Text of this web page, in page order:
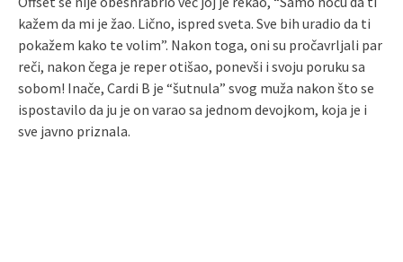
kažem da mi je žao. Lično, ispred sveta. Sve bih uradio da ti
pokažem kako te volim”. Nakon toga, oni su pročavrljali par
reči, nakon čega je reper otišao, ponevši i svoju poruku sa
sobom! Inače, Cardi B je “šutnula” svog muža nakon što se
ispostavilo da ju je on varao sa jednom devojkom, koja je i
sve javno priznala.